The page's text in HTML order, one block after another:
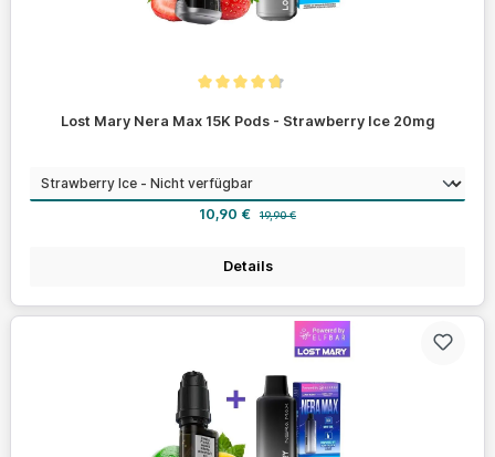
Lost Mary Nera Max 15K Pods - Strawberry Ice 20mg
Geschmackauswählen
Verkaufspreis:
10,90 € Regulärer Preis:
19,90 €
Details